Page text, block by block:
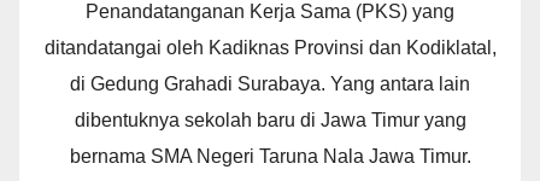
Penandatanganan Kerja Sama (PKS) yang
ditandatangai oleh Kadiknas Provinsi dan Kodiklatal,
di Gedung Grahadi Surabaya. Yang antara lain
dibentuknya sekolah baru di Jawa Timur yang
bernama SMA Negeri Taruna Nala Jawa Timur.